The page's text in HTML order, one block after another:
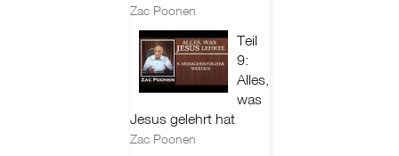
Zac Poonen
Teil
9:
Alles,
was
Jesus gelehrt hat
Zac Poonen